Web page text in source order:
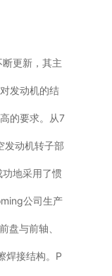
更新，其主
发动机的结
的要求。从7
发动机转子部
地采用了惯
公司生产
盘与前轴、
焊接结构。P